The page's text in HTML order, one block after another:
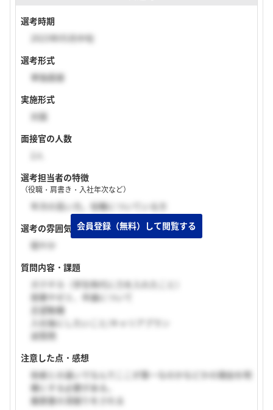
選考時期
2023年05月中旬
選考形式
単独面接
実施形式
対面
面接官の人数
選考担当者の特徴
（役職・肩書き・入社年次など）
年次の高い方。役職についている方
選考の雰囲気
穏やか
質問内容・課題
ガクチカ（学生時代に力を入れたこと）
授業やゼミ、卒論について
志望動機
入社後にしたいこと/キャリアプラン
逆質問
注意した点・感想
他者との違いでなんでここが第一なのかなどかの理由を明
確にする必要がある。
履歴書の深掘りをされる